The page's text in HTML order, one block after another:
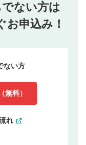
ない方は
申込み！
ない方
無料）
れ